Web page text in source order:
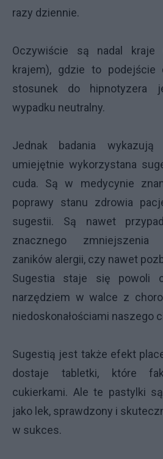
razy dziennie.
Oczywiście są nadal kraje
krajem), gdzie to podejście
stosunek do hipnotyzera
wypadku neutralny.
Jednak badania wykazują
umiejętnie wykorzystana
cuda. Są w medycynie
poprawy stanu zdrowia
sugestii. Są nawet
znacznego
zaników alergii, czy nawet
Sugestia staje się powoli
narzędziem w walce z
niedoskonałościami naszego
Sugestią jest także efekt
dostaje tabletki, które
cukierkami. Ale te pastylki
jako lek, sprawdzony i
w sukces.